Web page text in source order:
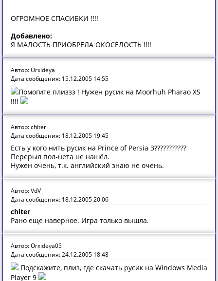
ОГРОМНОЕ СПАСИБКИ !!!!
Добавлено:
Я МАЛОСТЬ ПРИОБРЕЛА ОКОСЕЛОСТЬ !!!!
Автор: Orxideya
Дата сообщения: 15.12.2005 14:55
Помогите плиззз ! Нужен русик на Moorhuh Pharao XS
!!!!
Автор: chiter
Дата сообщения: 18.12.2005 19:45
Есть у кого нить русик на Prince of Persia 3???????????
Перерыл пол-нета не нашёл.
Нужен очень, т.к. английский знаю не очень.
Автор: VdV
Дата сообщения: 18.12.2005 20:06
chiter
Рано еще наверное. Игра только вышла.
Автор: Orxideya05
Дата сообщения: 24.12.2005 18:48
Подскажите, плиз, где скачать русик на Windows Media
Player 9